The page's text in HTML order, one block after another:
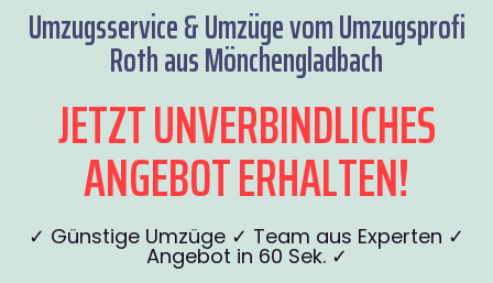
Umzugsservice & Umzüge vom Umzugsprofi
Roth aus Mönchengladbach
JETZT UNVERBINDLICHES
ANGEBOT ERHALTEN!
✓ Günstige Umzüge ✓ Team aus Experten ✓
Angebot in 60 Sek. ✓